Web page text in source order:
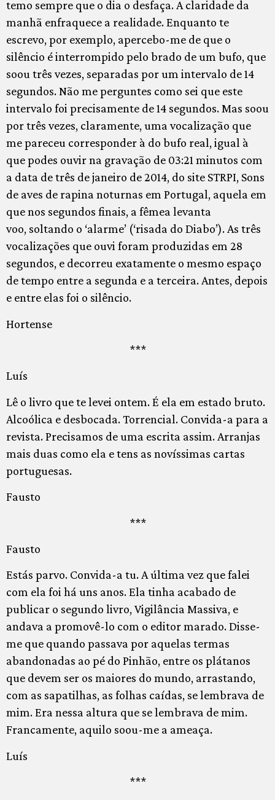
temo sempre que o dia o desfaça. A claridade da
manhã enfraquece a realidade. Enquanto te
escrevo, por exemplo, apercebo-me de que o
silêncio é interrompido pelo brado de um bufo, que
soou três vezes, separadas por um intervalo de 14
segundos. Não me perguntes como sei que este
intervalo foi precisamente de 14 segundos. Mas soou
por três vezes, claramente, uma vocalização que
me pareceu corresponder à do bufo real, igual à
que podes ouvir na gravação de 03:21 minutos com
a data de três de janeiro de 2014, do site STRPI, Sons
de aves de rapina noturnas em Portugal, aquela em
que nos segundos finais, a fêmea levanta
voo, soltando o ‘alarme’ (‘risada do Diabo’). As três
vocalizações que ouvi foram produzidas em 28
segundos, e decorreu exatamente o mesmo espaço
de tempo entre a segunda e a terceira. Antes, depois
e entre elas foi o silêncio.
Hortense
***
Luís
Lê o livro que te levei ontem. É ela em estado bruto.
Alcoólica e desbocada. Torrencial. Convida-a para a
revista. Precisamos de uma escrita assim. Arranjas
mais duas como ela e tens as novíssimas cartas
portuguesas.
Fausto
***
Fausto
Estás parvo. Convida-a tu. A última vez que falei
com ela foi há uns anos. Ela tinha acabado de
publicar o segundo livro, Vigilância Massiva, e
andava a promovê-lo com o editor marado. Disse-
me que quando passava por aquelas termas
abandonadas ao pé do Pinhão, entre os plátanos
que devem ser os maiores do mundo, arrastando,
com as sapatilhas, as folhas caídas, se lembrava de
mim. Era nessa altura que se lembrava de mim.
Francamente, aquilo soou-me a ameaça.
Luís
***